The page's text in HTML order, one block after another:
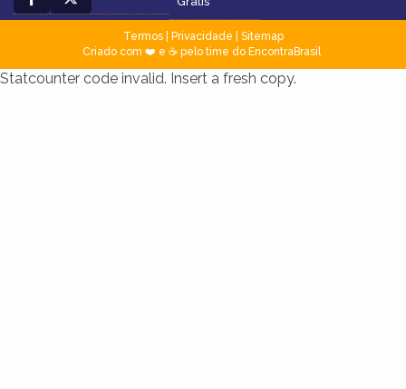
Termos| Privacidade
Sitemap
Criado com ❤️ e ☕ pelo time do EncontraBrasil
Statcounter code invalid. Insert a fresh copy.